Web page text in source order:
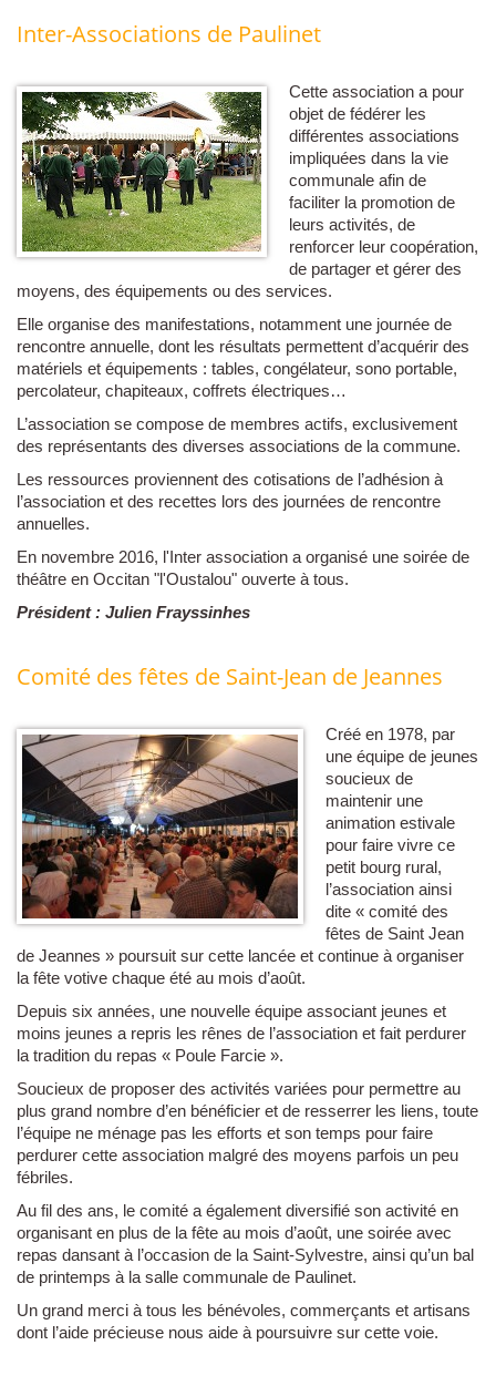
Inter-Associations de Paulinet
Cette association a pour
objet de fédérer les
différentes associations
impliquées dans la vie
communale afin de
faciliter la promotion de
leurs activités, de
renforcer leur coopération,
de partager et gérer des
moyens, des équipements ou des services.
Elle organise des manifestations, notamment une journée de
rencontre annuelle, dont les résultats permettent d’acquérir des
matériels et équipements : tables, congélateur, sono portable,
percolateur, chapiteaux, coffrets électriques…
L’association se compose de membres actifs, exclusivement
des représentants des diverses associations de la commune.
Les ressources proviennent des cotisations de l’adhésion à
l’association et des recettes lors des journées de rencontre
annuelles.
En novembre 2016, l'Inter association a organisé une soirée de
théâtre en Occitan "l'Oustalou" ouverte à tous.
Président : Julien Frayssinhes
Comité des fêtes de Saint-Jean de Jeannes
Créé en 1978, par
une équipe de jeunes
soucieux de
maintenir une
animation estivale
pour faire vivre ce
petit bourg rural,
l’association ainsi
dite « comité des
fêtes de Saint Jean
de Jeannes » poursuit sur cette lancée et continue à organiser
la fête votive chaque été au mois d’août.
Depuis six années, une nouvelle équipe associant jeunes et
moins jeunes a repris les rênes de l’association et fait perdurer
la tradition du repas « Poule Farcie ».
Soucieux de proposer des activités variées pour permettre au
plus grand nombre d’en bénéficier et de resserrer les liens, toute
l’équipe ne ménage pas les efforts et son temps pour faire
perdurer cette association malgré des moyens parfois un peu
fébriles.
Au fil des ans, le comité a également diversifié son activité en
organisant en plus de la fête au mois d’août, une soirée avec
repas dansant à l’occasion de la Saint-Sylvestre, ainsi qu’un bal
de printemps à la salle communale de Paulinet.
Un grand merci à tous les bénévoles, commerçants et artisans
dont l’aide précieuse nous aide à poursuivre sur cette voie.